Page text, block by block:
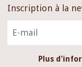
Inscription à la
Plus